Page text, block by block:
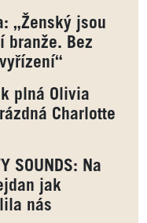
„Ženský jsou
branže. Bez
plná Olivia
Charlotte
SOUNDS: Na
jak
nás